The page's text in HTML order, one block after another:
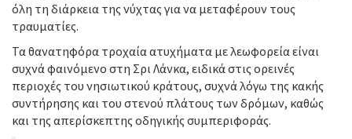
όλη τη διάρκεια της νύχτας για να μεταφέρουν τους
τραυματίες.
Τα θανατηφόρα τροχαία ατυχήματα με λεωφορεία είναι
συχνά φαινόμενο στη Σρι Λάνκα, ειδικά στις ορεινές
περιοχές του νησιωτικού κράτους, συχνά λόγω της κακής
συντήρησης και του στενού πλάτους των δρόμων, καθώς
και της απερίσκεπτης οδηγικής συμπεριφοράς.